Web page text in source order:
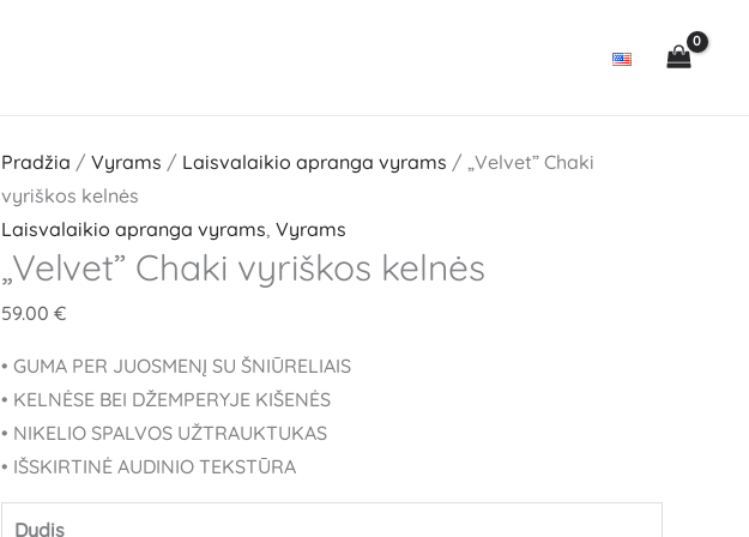
Pradžia / Vyrams / Laisvalaikio apranga vyrams / „Velvet” Chaki
vyriškos kelnės
Laisvalaikio apranga vyrams, Vyrams
„Velvet” Chaki vyriškos kelnės
59.00 €
• GUMA PER JUOSMENĮ SU ŠNIŪRELIAIS
• KELNĖSE BEI DŽEMPERYJE KIŠENĖS
• NIKELIO SPALVOS UŽTRAUKTUKAS
• IŠSKIRTINĖ AUDINIO TEKSTŪRA
Dydis
vyriškos
kelnės